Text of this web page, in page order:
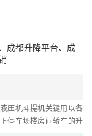
成都升降平台、成
压机斗提机关键用以各
停车场楼房间轿车的升